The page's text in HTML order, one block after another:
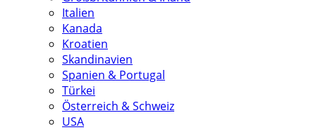
Italien
Kanada
Kroatien
Skandinavien
Spanien & Portugal
Türkei
Österreich & Schweiz
USA